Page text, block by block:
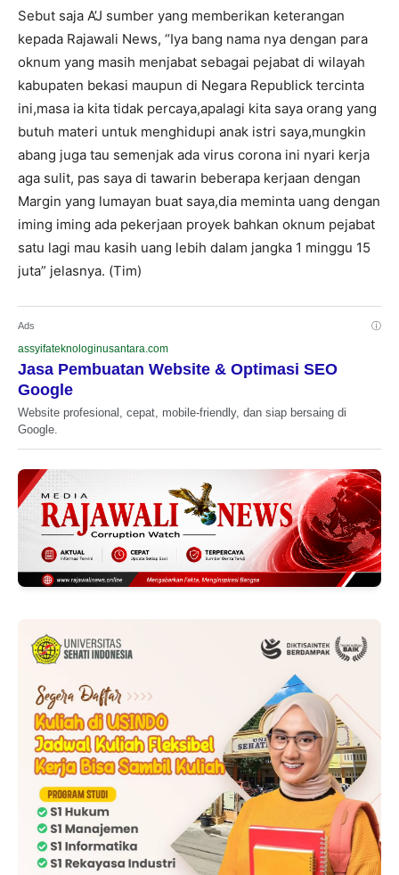
Sebut saja A’J sumber yang memberikan keterangan
kepada Rajawali News, “Iya bang nama nya dengan para
oknum yang masih menjabat sebagai pejabat di wilayah
kabupaten bekasi maupun di Negara Republick tercinta
ini,masa ia kita tidak percaya,apalagi kita saya orang yang
butuh materi untuk menghidupi anak istri saya,mungkin
abang juga tau semenjak ada virus corona ini nyari kerja
aga sulit, pas saya di tawarin beberapa kerjaan dengan
Margin yang lumayan buat saya,dia meminta uang dengan
iming iming ada pekerjaan proyek bahkan oknum pejabat
satu lagi mau kasih uang lebih dalam jangka 1 minggu 15
juta” jelasnya. (Tim)
Ads ⓘ
assyifateknologinusantara.com
Jasa Pembuatan Website & Optimasi SEO
Google
Website profesional, cepat, mobile-friendly, dan siap bersaing di
Google.